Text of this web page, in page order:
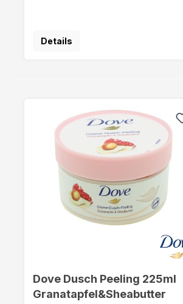
Details
Dove Dusch Peeling 225ml
Granatapfel&Sheabutter